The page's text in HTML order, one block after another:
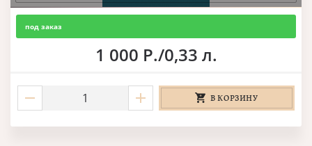
под заказ
1 000 Р./0,33 л.
В КОРЗИНУ